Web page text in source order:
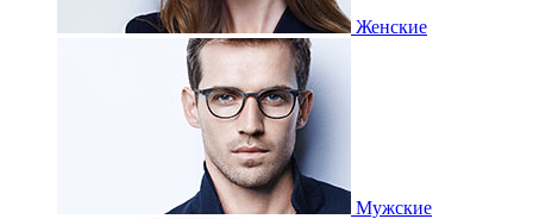
Женские
Мужские